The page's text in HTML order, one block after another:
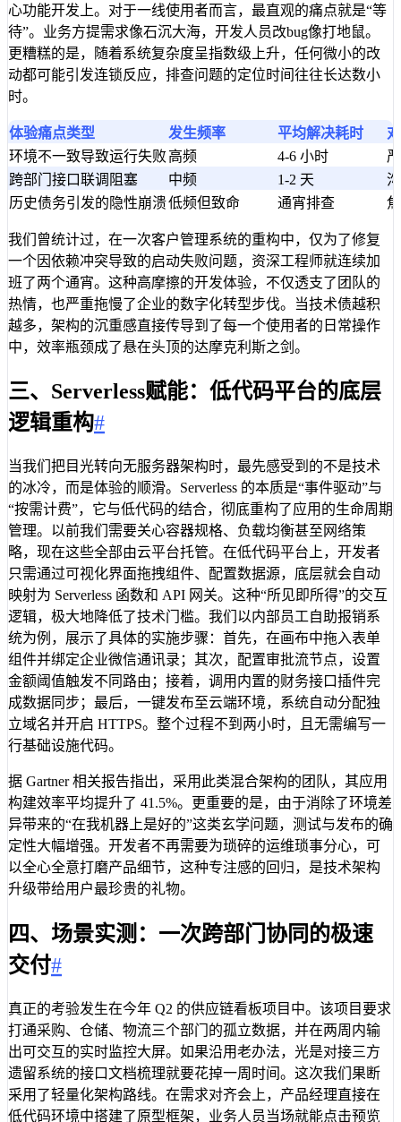
心功能开发上。对于一线使用者而言，最直观的痛点就是“等
待”。业务方提需求像石沉大海，开发人员改bug像打地鼠。
更糟糕的是，随着系统复杂度呈指数级上升，任何微小的改
动都可能引发连锁反应，排查问题的定位时间往往长达数小
时。
体验痛点类型 发生频率 平均解决耗时
环境不一致导致运行失败高频 4-6 小时
跨部门接口联调阻塞
中频 1-2 天
历史债务引发的隐性崩溃低频但致命 通宵排查
我们曾统计过，在一次客户管理系统的重构中，仅为了修复
一个因依赖冲突导致的启动失败问题，资深工程师就连续加
班了两个通宵。这种高摩擦的开发体验，不仅透支了团队的
热情，也严重拖慢了企业的数字化转型步伐。当技术债越积
越多，架构的沉重感直接传导到了每一个使用者的日常操作
中，效率瓶颈成了悬在头顶的达摩克利斯之剑。
三、Serverless赋能：低代码平台的底层
逻辑重构#
当我们把目光转向无服务器架构时，最先感受到的不是技术
的冰冷，而是体验的顺滑。Serverless 的本质是“事件驱动”与
“按需计费”，它与低代码的结合，彻底重构了应用的生命周期
管理。以前我们需要关心容器规格、负载均衡甚至网络策
略，现在这些全部由云平台托管。在低代码平台上，开发者
只需通过可视化界面拖拽组件、配置数据源，底层就会自动
映射为 Serverless 函数和 API 网关。这种“所见即所得”的交互
逻辑，极大地降低了技术门槛。我们以内部员工自助报销系
统为例，展示了具体的实施步骤：首先，在画布中拖入表单
组件并绑定企业微信通讯录；其次，配置审批流节点，设置
金额阈值触发不同路由；接着，调用内置的财务接口插件完
成数据同步；最后，一键发布至云端环境，系统自动分配独
立域名并开启 HTTPS。整个过程不到两小时，且无需编写一
行基础设施代码。
据 Gartner 相关报告指出，采用此类混合架构的团队，其应用
构建效率平均提升了 41.5%。更重要的是，由于消除了环境差
异带来的“在我机器上是好的”这类玄学问题，测试与发布的确
定性大幅增强。开发者不再需要为琐碎的运维琐事分心，可
以全心全意打磨产品细节，这种专注感的回归，是技术架构
升级带给用户最珍贵的礼物。
四、场景实测：一次跨部门协同的极速
交付#
真正的考验发生在今年 Q2 的供应链看板项目中。该项目要求
打通采购、仓储、物流三个部门的孤立数据，并在两周内输
出可交互的实时监控大屏。如果沿用老办法，光是对接三方
遗留系统的接口文档梳理就要花掉一周时间。这次我们果断
采用了轻量化架构路线。在需求对齐会上，产品经理直接在
低代码环境中搭建了原型框架，业务人员当场就能点击预览